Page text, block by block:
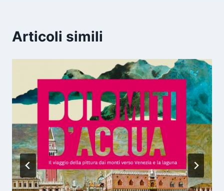
Articoli simili